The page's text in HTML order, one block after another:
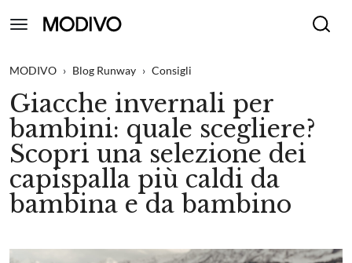
MODIVO › Blog Runway › Consigli
Giacche invernali per
bambini: quale scegliere?
Scopri una selezione dei
capispalla più caldi da
bambina e da bambino